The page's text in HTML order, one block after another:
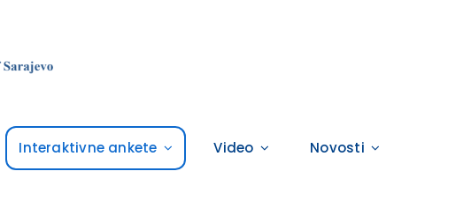
Interaktivne ankete Video Novosti